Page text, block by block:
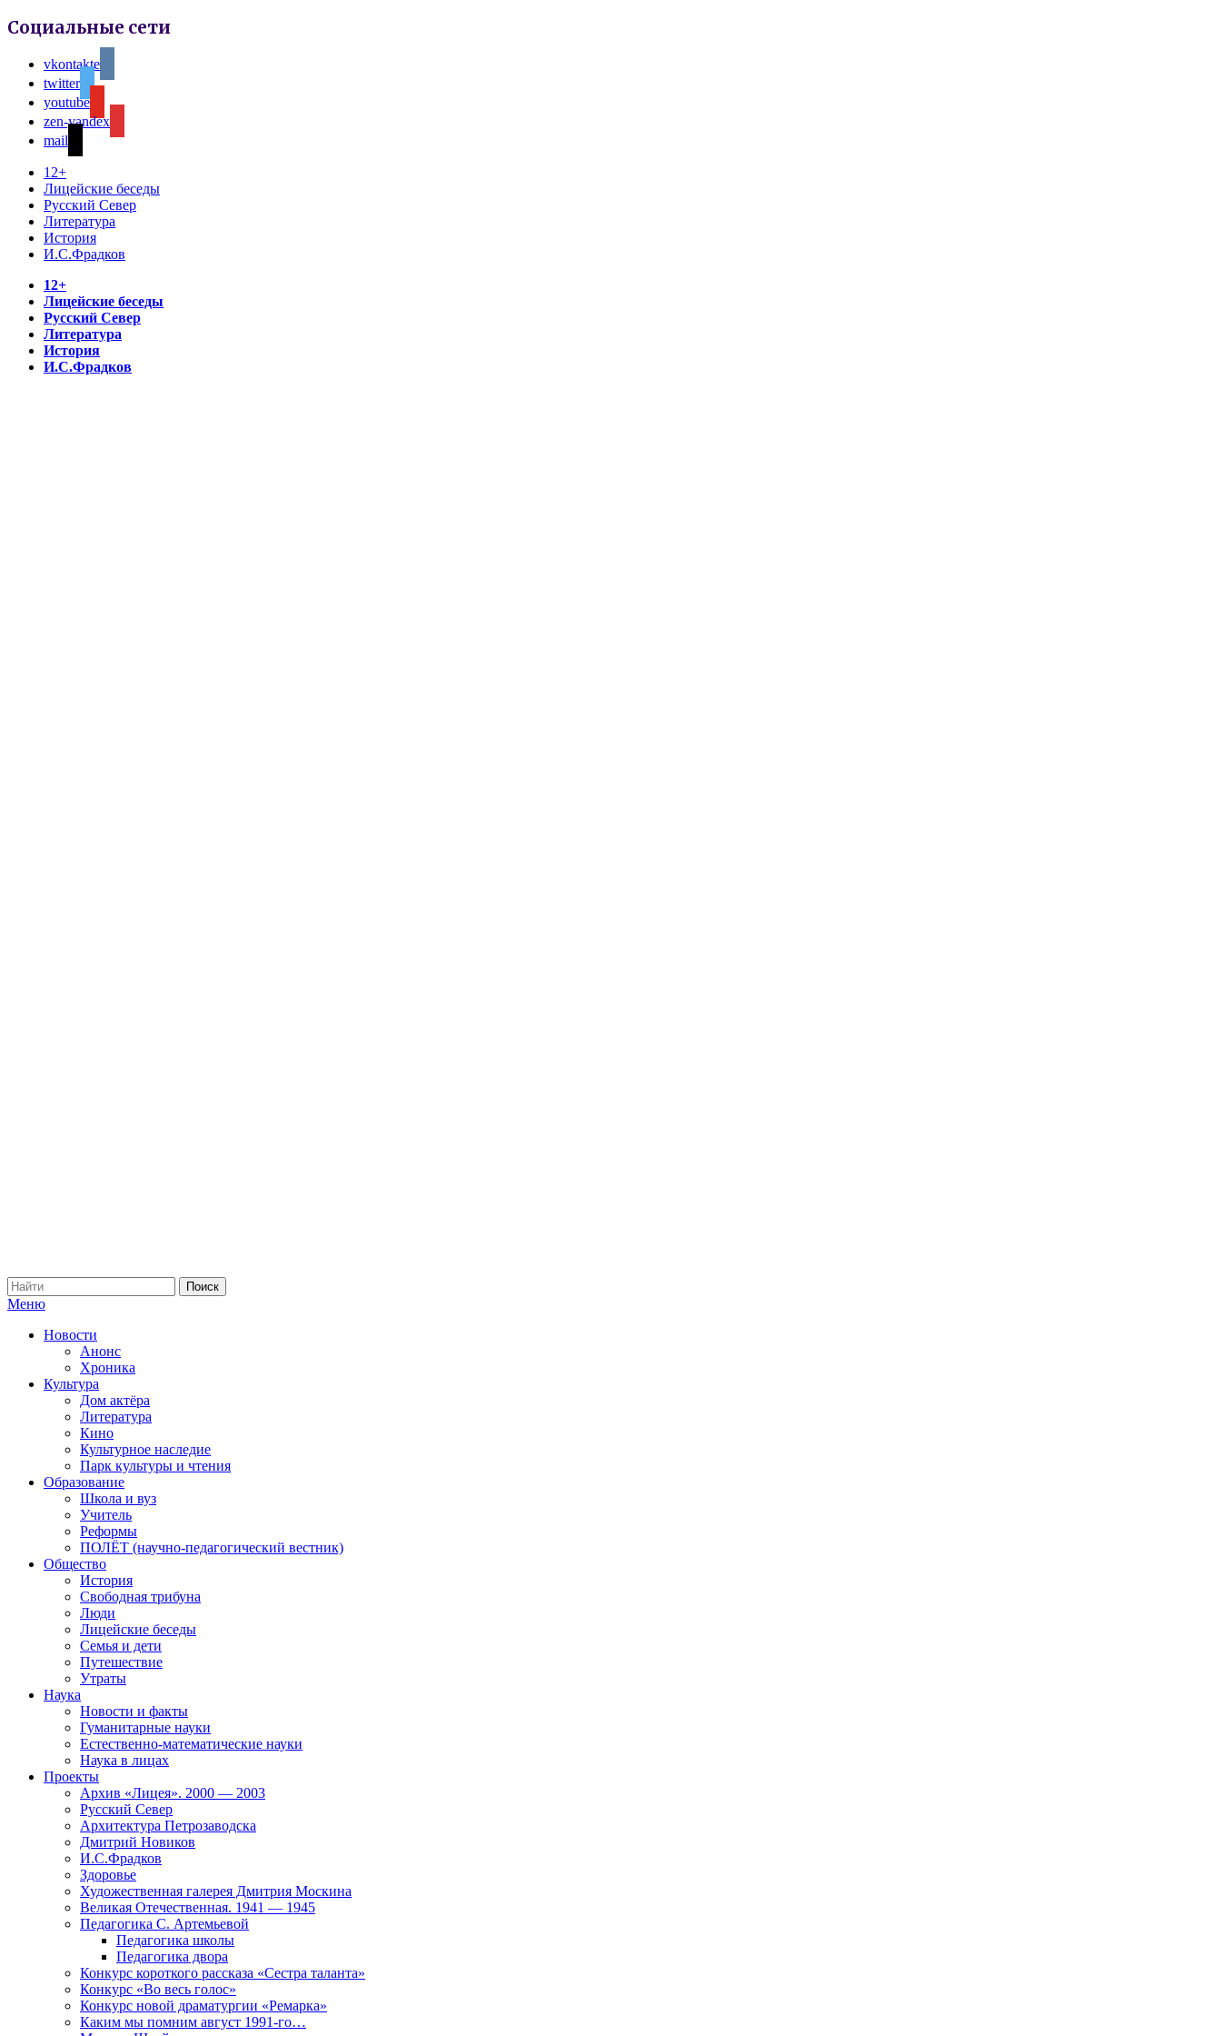
Социальные сети
vkontakte
twitter
youtube
zen-yandex
mail
12+
Лицейские беседы
Русский Север
Литература
История
И.С.Фрадков
12+
Лицейские беседы
Русский Север
Литература
История
И.С.Фрадков
Меню
Новости
Анонс
Хроника
Культура
Дом актёра
Литература
Кино
Культурное наследие
Парк культуры и чтения
Образование
Школа и вуз
Учитель
Реформы
ПОЛЁТ (научно-педагогический вестник)
Общество
История
Свободная трибуна
Люди
Лицейские беседы
Семья и дети
Путешествие
Утраты
Наука
Новости и факты
Гуманитарные науки
Естественно-математические науки
Наука в лицах
Проекты
Архив «Лицея». 2000 — 2003
Русский Север
Архитектура Петрозаводска
Дмитрий Новиков
И.С.Фрадков
Здоровье
Художественная галерея Дмитрия Москина
Великая Отечественная. 1941 — 1945
Педагогика С. Артемьевой
Педагогика школы
Педагогика двора
Конкурс короткого рассказа «Сестра таланта»
Конкурс «Во весь голос»
Конкурс новой драматургии «Ремарка»
Каким мы помним август 1991-го…